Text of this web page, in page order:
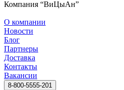
Компания “ВиЦыАн”
О компании
Новости
Блог
Партнеры
Доставка
Контакты
Вакансии
8-800-5555-201